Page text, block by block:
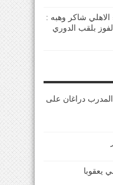
شاكر وهبه :
بلقب الدوري
دراغان على
يعقوبا